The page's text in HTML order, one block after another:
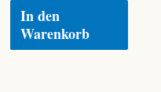
In den
Warenkorb